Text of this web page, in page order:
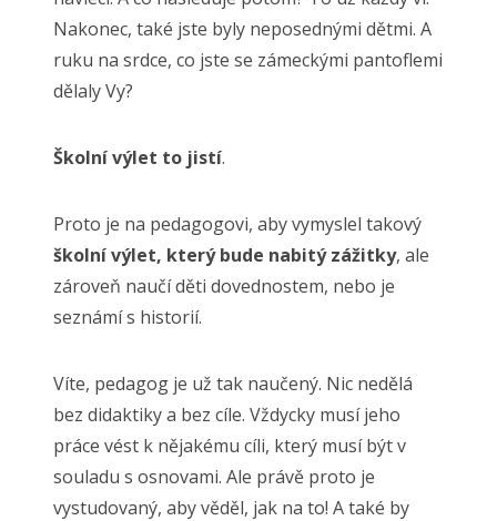
Nakonec, také jste byly neposednými dětmi. A
ruku na srdce, co jste se zámeckými pantoflemi
dělaly Vy?
Školní výlet to jistí.
Proto je na pedagogovi, aby vymyslel takový
školní výlet, který bude nabitý zážitky, ale
zároveň naučí děti dovednostem, nebo je
seznámí s historií.
Víte, pedagog je už tak naučený. Nic nedělá
bez didaktiky a bez cíle. Vždycky musí jeho
práce vést k nějakému cíli, který musí být v
souladu s osnovami. Ale právě proto je
vystudovaný, aby věděl, jak na to! A také by